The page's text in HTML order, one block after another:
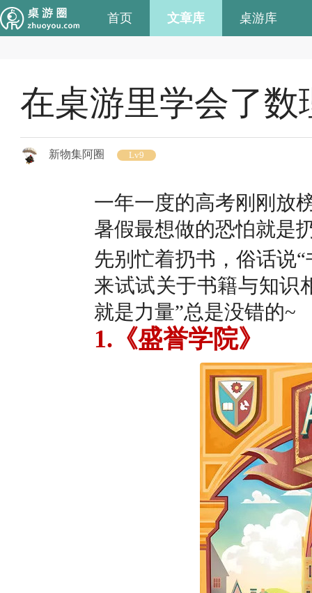
首页 文章库 桌游库
在桌游里学会了
新物集阿圈 Lv9
一年一度的高考刚刚放
暑假最想做的恐怕就是
先别忙着扔书，俗话说
来试试关于书籍与知识
就是力量”总是没错的~
1.《盛誉学院》